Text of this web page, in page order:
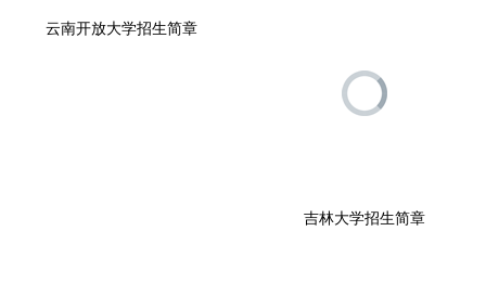
云南开放大学招生简章
吉林大学招生简章